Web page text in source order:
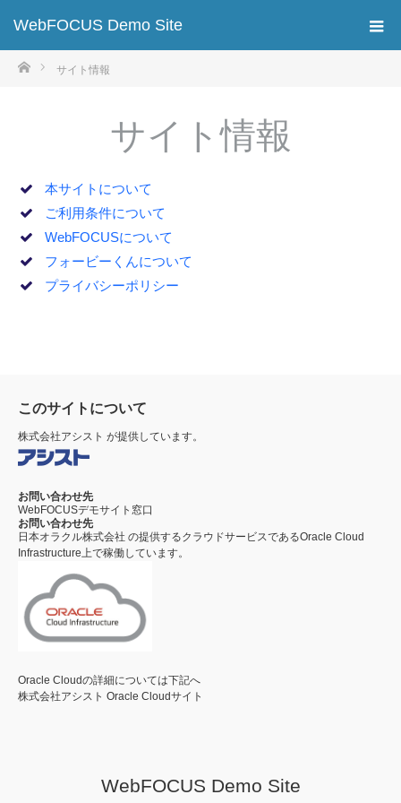
WebFOCUS Demo Site
ホームサイト情報
サイト情報
本サイトについて
ご利用条件について
WebFOCUSについて
フォービーくんについて
プライバシーポリシー
このサイトについて
株式会社アシスト が提供しています。
お問い合わせ先
WebFOCUSデモサイト窓口
お問い合わせ先
日本オラクル株式会社 の提供するクラウドサービスであるOracle Cloud
Infrastructure 上で稼働しています。
Oracle Cloudの詳細については下記へ
株式会社アシスト Oracle Cloudサイト
WebFOCUS Demo Site